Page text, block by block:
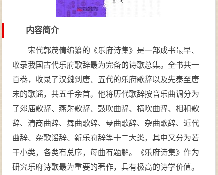
内容简介
宋代郭茂倩编纂的《乐府诗集》是一部成书最早、
收录我国古代乐府歌辞最为完备的诗歌总集。全书共一
百卷，收录了汉魏到唐、五代的乐府歌辞以及先秦至唐
末的歌谣，共五千余首。他将历代歌辞按音乐曲调分为
了郊庙歌辞、燕射歌辞、鼓吹曲辞、横吹曲辞、相和歌
辞、清商曲辞、舞曲歌辞、琴曲歌辞、杂曲歌辞、近代
曲辞、杂歌谣辞、新乐府辞等十二大类，其中又分为若
干小类，各类有总序，每曲有题解。《乐府诗集》作为
研究乐府诗歌最为重要的著作，具有极高的诗学价值。